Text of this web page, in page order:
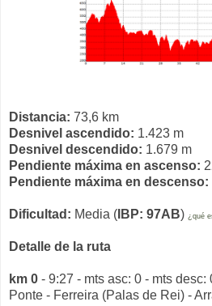
Distancia: 73,6 km
Desnivel ascendido: 1.423 m
Desnivel descendido: 1.679 m
Pendiente máxima en ascenso:
Pendiente máxima en descenso:
Dificultad: Media ( IBP: 97AB) ¿qué
Detalle de la ruta
km 0 - 9:27 - mts asc: 0 - mts desc:
Ponte - Ferreira (Palas de Rei) -